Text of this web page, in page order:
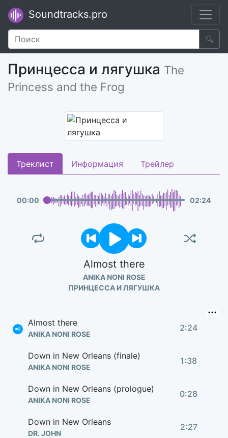
Soundtracks.pro
🔍
Принцесса и лягушка The
Princess and the Frog
Треклист Информация Трейлер
00:00 02:24
Almost there
ANIKA NONI ROSE
ПРИНЦЕССА И ЛЯГУШКА
Almost there
ANIKA NONI ROSE
2:24
Down in New Orleans (finale)
ANIKA NONI ROSE
1:38
Down in New Orleans (prologue)
ANIKA NONI ROSE
0:28
Down in New Orleans
DR. JOHN
2:27